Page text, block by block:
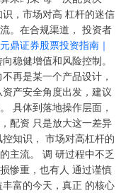
，市场对高 杠杆的迷信
。在合规渠道， 投资者
元鼎证券股票投资指南｜
稳健增值和风险控制。
再是某一个产品设计，
产安全角度出发，建议
具体到落地操作层面，
配资 只是放大这一差异
知识， 市场对高杠杆的
主流。 调 研过程中不乏
惨重，也有人 通过谨慎
富的今天，真正 的核心
+1.02%